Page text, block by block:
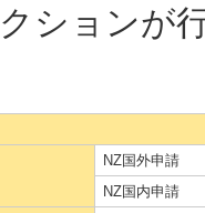
ションが
NZ国外申請
NZ国内申請